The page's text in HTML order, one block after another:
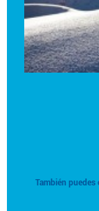
También